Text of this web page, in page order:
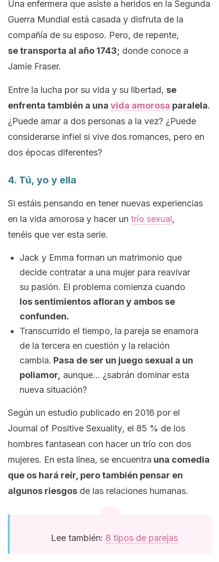
Una enfermera que asiste a heridos en la Segunda
Guerra Mundial está casada y disfruta de la
compañía de su esposo. Pero, de repente,
se transporta al año 1743; donde conoce a
Jamie Fraser.
Entre la lucha por su vida y su libertad, se
enfrenta también a una vida amorosa paralela.
¿Puede amar a dos personas a la vez? ¿Puede
considerarse infiel si vive dos romances, pero en
dos épocas diferentes?
4. Tú, yo y ella
Si estáis pensando en tener nuevas experiencias
en la vida amorosa y hacer un trío sexual,
tenéis que ver esta serie.
Jack y Emma forman un matrimonio que
decide contratar a una mujer para reavivar
su pasión. El problema comienza cuando
los sentimientos afloran y ambos se
confunden.
Transcurrido el tiempo, la pareja se enamora
de la tercera en cuestión y la relación
cambia. Pasa de ser un juego sexual a un
poliamor, aunque… ¿sabrán dominar esta
nueva situación?
Según un estudio publicado en 2016 por el
Journal of Positive Sexuality, el 85 % de los
hombres fantasean con hacer un trío con dos
mujeres. En esta línea, se encuentra una comedia
que os hará reír, pero también pensar en
algunos riesgos de las relaciones humanas.
Lee también: 8 tipos de parejas